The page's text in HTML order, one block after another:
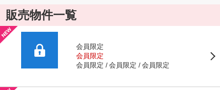
販売物件一覧
会員限定
会員限定
会員限定
会員限定 会員限定